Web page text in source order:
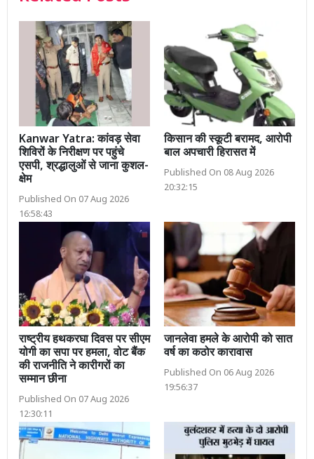
Kanwar Yatra: कांवड़ सेवा
शिविरों के निरीक्षण पर पहुंचे
एसपी, श्रद्धालुओं से जाना कुशल-
क्षेम
Published On 07 Aug 2026
16:58:43
किसान की स्कूटी बरामद, आरोपी
बाल अपचारी हिरासत में
Published On 08 Aug 2026
20:32:15
राष्ट्रीय हथकरघा दिवस पर सीएम
योगी का सपा पर हमला, वोट बैंक
की राजनीति ने कारीगरों का
सम्मान छीना
Published On 07 Aug 2026
12:30:11
जानलेवा हमले के आरोपी को सात
वर्ष का कठोर कारावास
Published On 06 Aug 2026
19:56:37